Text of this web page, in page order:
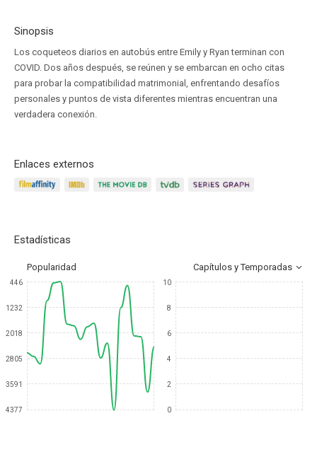
Sinopsis
Los coqueteos diarios en autobús entre Emily y Ryan terminan con
COVID. Dos años después, se reúnen y se embarcan en ocho citas
para probar la compatibilidad matrimonial, enfrentando desafíos
personales y puntos de vista diferentes mientras encuentran una
verdadera conexión.
Enlaces externos
Estadísticas
Popularidad Capítulos y Temporadas
446
1232
2018
2805
3591
4377
10
8
6
4
2
0